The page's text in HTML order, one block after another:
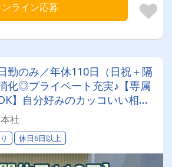
ライン応募
勤のみ／年休110日（日祝＋隔
化◎プライベート充実♪【専属
】自分好みのカッコいい相棒
【令和3年設立で1年未満の退職
への建築資材運搬/2t平ドライ
社
休日6日以上